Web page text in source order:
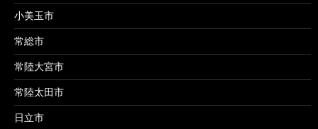
小美玉市
常総市
常陸大宮市
常陸太田市
日立市